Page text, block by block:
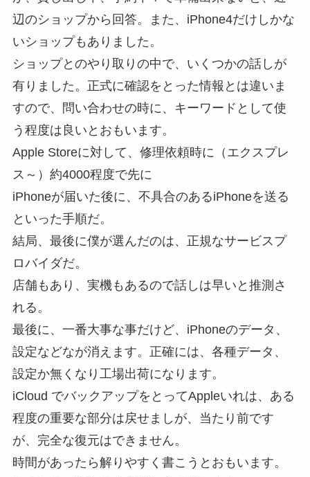
辺のショップから回答。また、iPhone4だけしかな
いショップもありました。
ショップとのやり取りの中で、いくつかの話しが
有りました。正式に確認をとった情報とは違いま
すので、問い合わせの時に、キーワードとして使
う程度は良いとおもいます。
Apple Storeに対して、修理依頼時に（エクスプレ
ス～）約4000程度で先に
iPhoneが届いた後に、不具合のあるiPhoneを送る
といった手順だ。
結局、最後に僕が選んだのは、正規なサービスプ
ロバイダだ。
店舗もあり、実機もあるので話しは早いと推測さ
れる。
最後に、一番大事な事だけど、iPhoneのデータ、
設定などなが消えます。正確には、各種データ、
設定か無くなり工場出荷になります。
iCloud でバックアップをとってAppleいれは、ある
程度の重要な部分は戻せましが、当たり前です
が、完全な復元はできません。
時間があったら解りやすく書こうとおもいます。